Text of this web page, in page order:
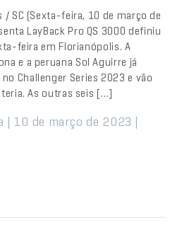
/ SC (Sexta-feira, 10 de março de
LayBack Pro QS 3000 definiu
feira em Florianópolis. A
e a peruana Sol Aguirre já
Challenger Series 2023 e vão
As outras seis […]
| 10 de março de 2023 |